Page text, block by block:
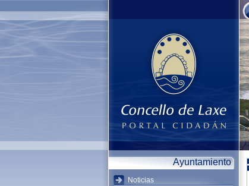
Ayuntamiento
Noticias